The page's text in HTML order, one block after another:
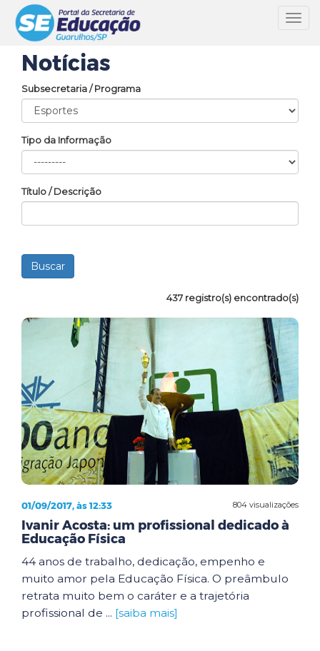
Notícias
Subsecretaria / Programa
Tipo da Informação
Título / Descrição
437 registro(s) encontrado(s)
804 visualizações
01/09/2017, às 12:33
Ivanir Acosta: um profissional dedicado à
Educação Física
44 anos de trabalho, dedicação, empenho e
muito amor pela Educação Física. O preâmbulo
retrata muito bem o caráter e a trajetória
profissional de ... [saiba mais]